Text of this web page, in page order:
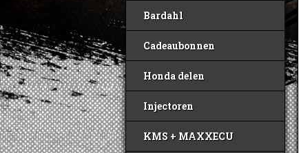
Bardahl
Cadeaubonnen
Honda delen
Injectoren
KMS + MAXXECU